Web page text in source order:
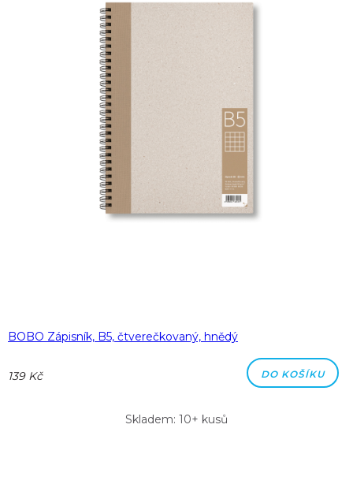
BOBO Zápisník, B5, čtverečkovaný, hnědý
139 Kč DO KOŠÍKU
Skladem: 10+ kusů